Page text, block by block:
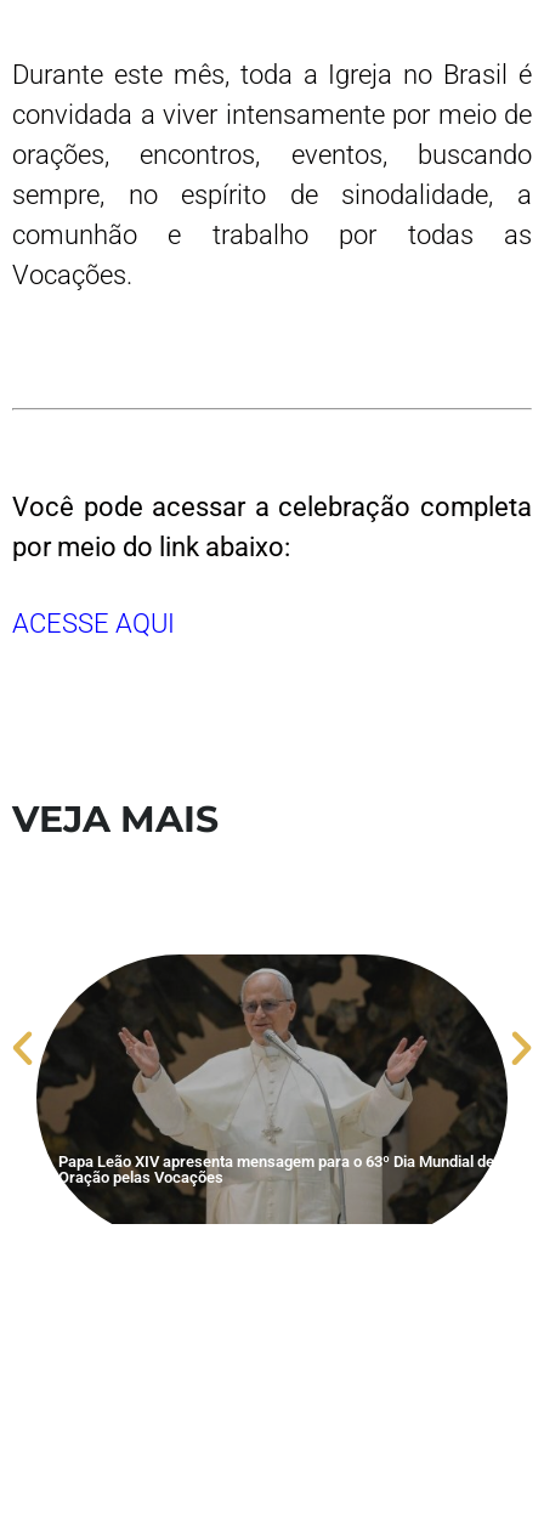
Durante este mês, toda a Igreja no Brasil é
convidada a viver intensamente por meio de
orações, encontros, eventos, buscando
sempre, no espírito de sinodalidade, a
comunhão e trabalho por todas as
Vocações.
Você pode acessar a celebração completa
por meio do link abaixo:
ACESSE AQUI
VEJA MAIS
Papa Leão XIV apresenta mensagem para o 63º Dia Mundial de
Oração pelas Vocações